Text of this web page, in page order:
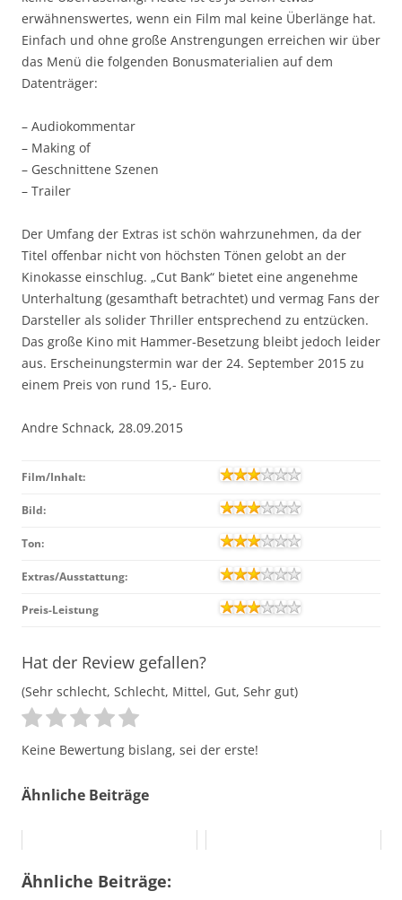
erwähnenswertes, wenn ein Film mal keine Überlänge hat.
Einfach und ohne große Anstrengungen erreichen wir über
das Menü die folgenden Bonusmaterialien auf dem
Datenträger:
– Audiokommentar
– Making of
– Geschnittene Szenen
– Trailer
Der Umfang der Extras ist schön wahrzunehmen, da der
Titel offenbar nicht von höchsten Tönen gelobt an der
Kinokasse einschlug. „Cut Bank“ bietet eine angenehme
Unterhaltung (gesamthaft betrachtet) und vermag Fans der
Darsteller als solider Thriller entsprechend zu entzücken.
Das große Kino mit Hammer-Besetzung bleibt jedoch leider
aus. Erscheinungstermin war der 24. September 2015 zu
einem Preis von rund 15,- Euro.
Andre Schnack, 28.09.2015
Film/Inhalt:
Bild:
Ton:
Extras/Ausstattung:
Preis-Leistung
Hat der Review gefallen?
(Sehr schlecht, Schlecht, Mittel, Gut, Sehr gut)
Keine Bewertung bislang, sei der erste!
Ähnliche Beiträge
Ähnliche Beiträge: